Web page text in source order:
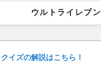
ウルトライレブン
クイズの解説はこちら！